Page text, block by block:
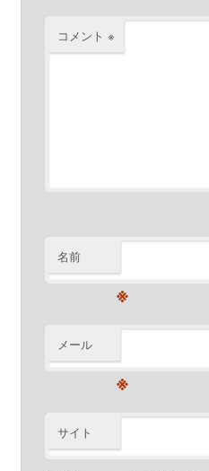
コメント ※
名前
※
メール
※
サイト